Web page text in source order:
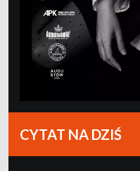
CYTAT NA DZIŚ